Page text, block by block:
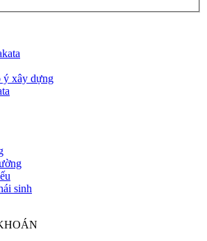
ý xây dựng
sinh